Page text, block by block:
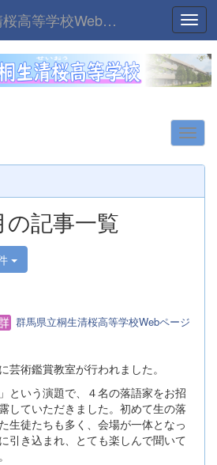
群馬県立桐生清桜高等学校Webサイト
記事一覧
群馬県立桐生清桜高等学校Webページ
術鑑賞教室が行われました。
という演題で、４名の落語家をお招
していただきました。初めて生の落
生徒たちも多く、会場が一体となっ
引き込まれ、とても楽しんで聞いて